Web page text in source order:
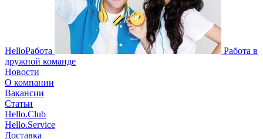
HelloРабота
Работа в
дружной команде
Новости
О компании
Вакансии
Статьи
Hello.Club
Hello.Service
Доставка